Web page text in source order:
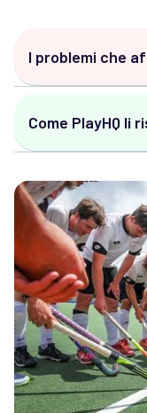
I problemi che
immissione
orari, gestire
modifiche
Sfide legate
requisiti di
enti
Frustrazione
pagamenti a
Come PlayHQ li
Iscrizioni e
Semplifica i
manuale.
Gestione
Genera
Governance
conformità
requisiti